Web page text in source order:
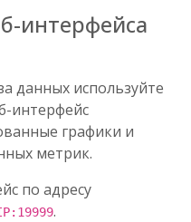
интерфейса
данных используйте
интерфейс
графики и
метрик.
по адресу
.